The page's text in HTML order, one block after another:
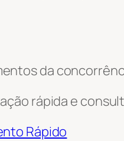
da
rápida e
Rápido